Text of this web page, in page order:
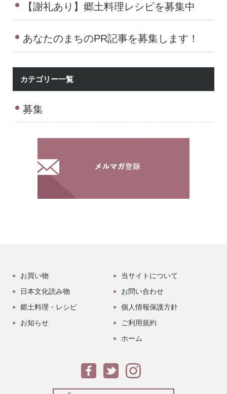
【謝礼あり】郷土料理レシピを募集中
あなたのまちのPR記事を募集します！
カテゴリー一覧
募集
お買い物
日本文化読み物
郷土料理・レシピ
お知らせ
当サイトについて
お問い合わせ
個人情報保護方針
ご利用規約
ホーム